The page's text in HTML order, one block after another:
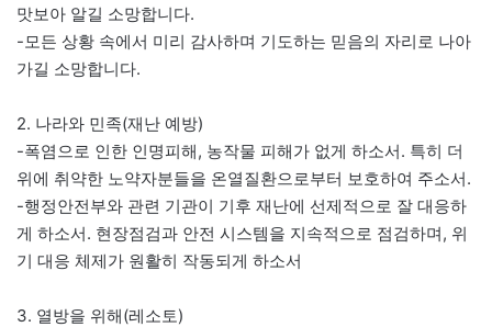
맛보아 알길 소망합니다.
-모든 상황 속에서 미리 감사하며 기도하는 믿음의 자리로 나아
가길 소망합니다.
2. 나라와 민족(재난 예방)
-폭염으로 인한 인명피해, 농작물 피해가 없게 하소서. 특히 더
위에 취약한 노약자분들을 온열질환으로부터 보호하여 주소서.
-행정안전부와 관련 기관이 기후 재난에 선제적으로 잘 대응하
게 하소서. 현장점검과 안전 시스템을 지속적으로 점검하며, 위
기 대응 체제가 원활히 작동되게 하소서
3. 열방을 위해(레소토)